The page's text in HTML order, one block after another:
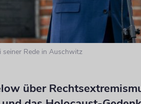
seiner Rede in Auschwitz
über